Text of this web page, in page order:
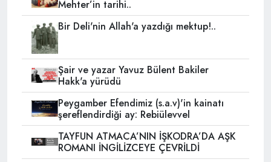
Mehter’in tarihi..
Bir Deli'nin Allah'a yazdığı mektup!..
Şair ve yazar Yavuz Bülent Bakiler
Hakk'a yürüdü
Peygamber Efendimiz (s.a.v)'in kainatı
şereflendirdiği ay: Rebiülevvel
TAYFUN ATMACA’NIN İŞKODRA’DA AŞK
ROMANI İNGİLİZCEYE ÇEVRİLDİ